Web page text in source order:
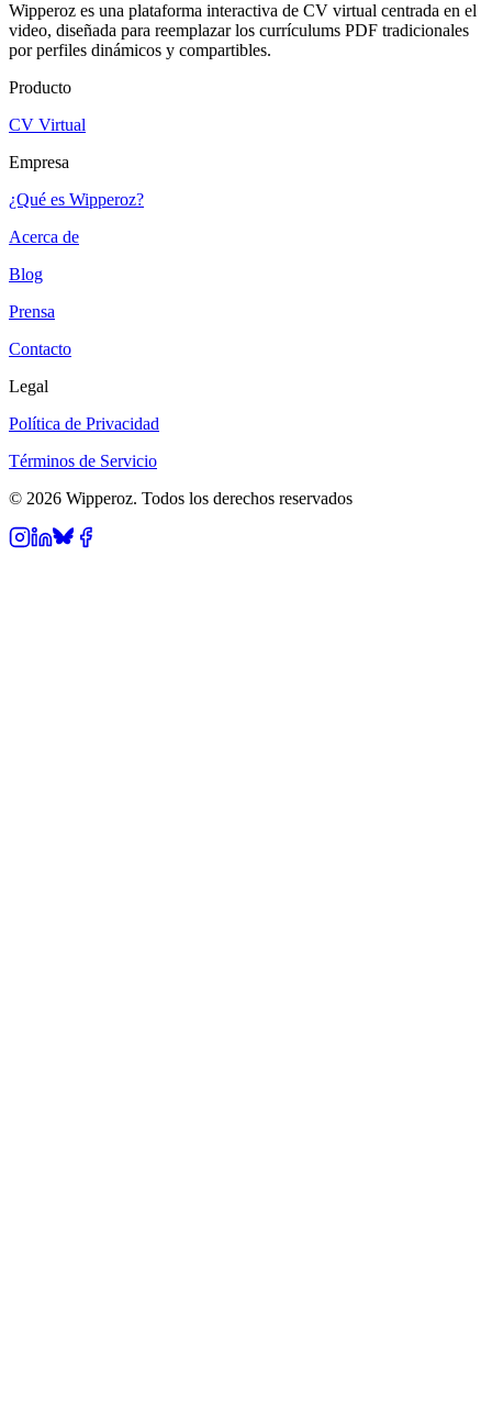
Wipperoz es una plataforma interactiva de CV virtual centrada en el
video, diseñada para reemplazar los currículums PDF tradicionales
por perfiles dinámicos y compartibles.
Producto
CV Virtual
Empresa
¿Qué es Wipperoz?
Acerca de
Blog
Prensa
Contacto
Legal
Política de Privacidad
Términos de Servicio
© 2026 Wipperoz. Todos los derechos reservados